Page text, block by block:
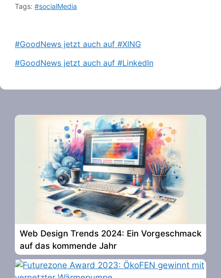
Tags: #socialMedia
#GoodNews jetzt auch auf #XING
#GoodNews jetzt auch auf #LinkedIn
Web Design Trends 2024: Ein Vorgeschmack
auf das kommende Jahr